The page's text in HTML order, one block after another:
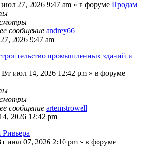
27, 2026 9:47 am » в форуме Продам
сообщение andrey66
2026 9:47 am
промышленных зданий и
Вт июл 14, 2026 12:42 pm » в форуме
сообщение artemstrowell
2026 12:42 pm
Ривьера
июл 07, 2026 2:10 pm » в форуме